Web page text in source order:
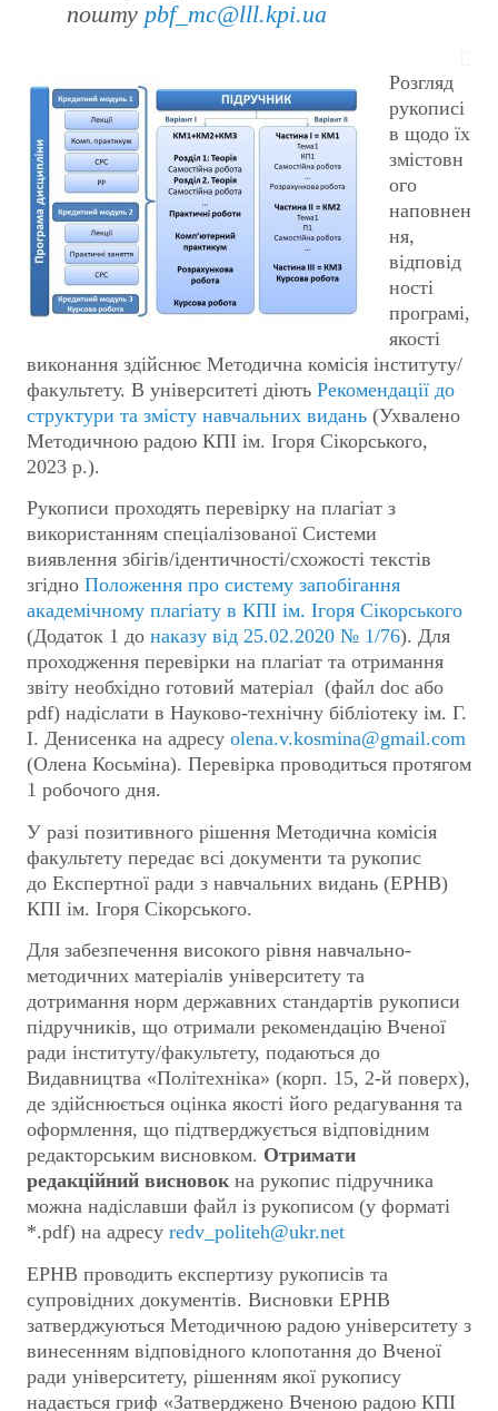
пошту pbf_mc@lll.kpi.ua
Розгляд
рукописі
в щодо їх
змістовн
ого
наповнен
ня,
відповід
ності
програмі,
якості
виконання здійснює Методична комісія інституту/
факультету. В університеті діють Рекомендації до
структури та змісту навчальних видань (Ухвалено
Методичною радою КПІ ім. Ігоря Сікорського,
2023 р.).
Рукописи проходять перевірку на плагіат з
використанням спеціалізованої Системи
виявлення збігів/ідентичності/схожості текстів
згідно Положення про систему запобігання
академічному плагіату в КПІ ім. Ігоря Сікорського
(Додаток 1 до наказу від 25.02.2020 № 1/76). Для
проходження перевірки на плагіат та отримання
звіту необхідно готовий матеріал (файл doc або
pdf) надіслати в Науково-технічну бібліотеку ім. Г.
І. Денисенка на адресу olena.v.kosmina@gmail.com
(Олена Косьміна). Перевірка проводиться протягом
1 робочого дня.
У разі позитивного рішення Методична комісія
факультету передає всі документи та рукопис
до Експертної ради з навчальних видань (ЕРНВ)
КПІ ім. Ігоря Сікорського.
Для забезпечення високого рівня навчально-
методичних матеріалів університету та
дотримання норм державних стандартів рукописи
підручників, що отримали рекомендацію Вченої
ради інституту/факультету, подаються до
Видавництва «Політехніка» (корп. 15, 2-й поверх),
де здійснюється оцінка якості його редагування та
оформлення, що підтверджується відповідним
редакторським висновком. Отримати
редакційний висновокна рукопис підручника
можна надіславши файл із рукописом (у форматі
*.pdf) на адресу redv_politeh@ukr.net
ЕРНВ проводить експертизу рукописів та
супровідних документів. Висновки ЕРНВ
затверджуються Методичною радою університету з
винесенням відповідного клопотання до Вченої
ради університету, рішенням якої рукопису
надається гриф «Затверджено Вченою радою КПІ